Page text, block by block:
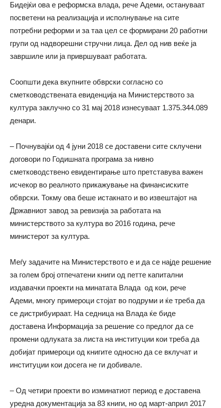
Бидејќи ова е реформска влада, рече Адеми, остануваат
посветени на реализација и исполнување на сите
потребни реформи и за таа цел се формирани 20 работни
групи од надворешни стручни лица. Дел од нив веќе ја
завршиле или ја привршуваат работата.
Соопшти дека вкупните обврски согласно со
сметководствената евиденција на Министерството за
култура заклучно со 31 мај 2018 изнесуваат 1.375.344.089
денари.
– Почнувајќи од 4 јуни 2018 се доставени сите склучени
договори по Годишната програма за нивно
сметководствено евидентирање што претставува важен
исчекор во реалното прикажување на финансиските
обврски. Токму ова беше истакнато и во извештајот на
Државниот завод за ревизија за работата на
министерството за култура во 2016 година, рече
министерот за култура.
Меѓу задачите на Министерството е и да се најде решение
за голем број отпечатени книги од петте капитални
издавачки проекти на минатата Влада од кои, рече
Адеми, многу примероци стојат во подруми и ќе треба да
се дистрибуираат. На седница на Влада ќе биде
доставена Информација за решение со предлог да се
промени одлуката за листа на институции кои треба да
добијат примероци од книгите односно да се вклучат и
институции кои досега не ги добивале.
– Од четири проекти во изминатиот период е доставена
уредна документација за 83 книги, но од март-април 2017